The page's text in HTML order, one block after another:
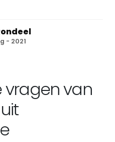
- 2021
vragen van